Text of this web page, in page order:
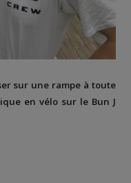
sur une rampe à toute
en vélo sur le Bun J